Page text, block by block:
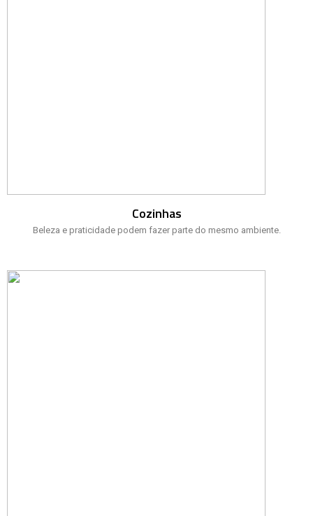
Cozinhas
Beleza e praticidade podem fazer parte do mesmo ambiente.